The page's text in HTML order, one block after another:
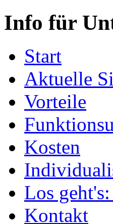
Info für
Start
Aktuelle
Vorteile
Kosten
Los
Kontakt